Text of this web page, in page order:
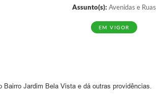
Assunto(s): Avenidas e Ruas
EM VIGOR
Jardim Bela Vista e dá outras providências.